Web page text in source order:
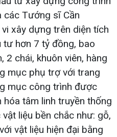
các Tướng sĩ Cần
xây dựng trên diện tích
hơn 7 tỷ đồng, bao
2 chái, khuôn viên, hàng
mục phụ trợ với trang
mục công trình được
tâm linh truyền thống
liệu bền chắc như: gỗ,
vật liệu hiện đại bằng